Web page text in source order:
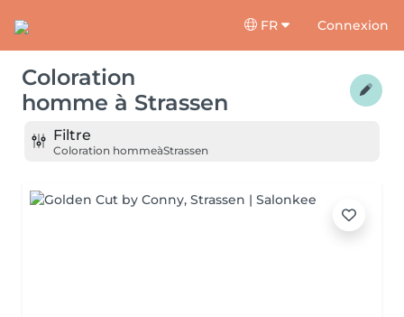
FR Connexion
Coloration
homme à Strassen
Filtre
Coloration hommeàStrassen